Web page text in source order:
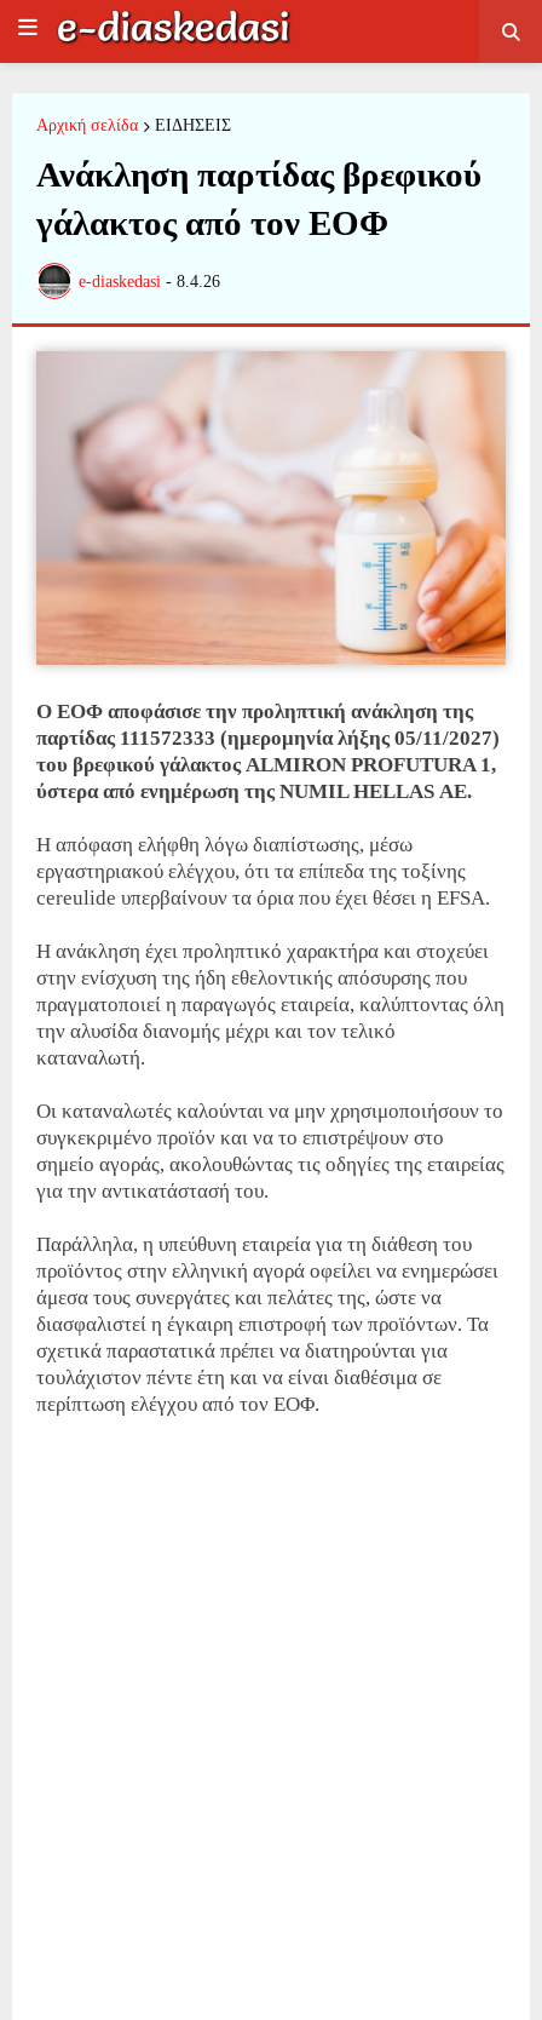
Αρχική σελίδα ΕΙΔΗΣΕΙΣ
Ανάκληση παρτίδας βρεφικού
γάλακτος από τον ΕΟΦ
e-diaskedasi - 8.4.26
Ο ΕΟΦ αποφάσισε την προληπτική ανάκληση της
παρτίδας 111572333 (ημερομηνία λήξης 05/11/2027)
του βρεφικού γάλακτος ALMIRON PROFUTURA 1,
ύστερα από ενημέρωση της NUMIL HELLAS ΑΕ.
Η απόφαση ελήφθη λόγω διαπίστωσης, μέσω
εργαστηριακού ελέγχου, ότι τα επίπεδα της τοξίνης
cereulide υπερβαίνουν τα όρια που έχει θέσει η EFSA.
Η ανάκληση έχει προληπτικό χαρακτήρα και στοχεύει
στην ενίσχυση της ήδη εθελοντικής απόσυρσης που
πραγματοποιεί η παραγωγός εταιρεία, καλύπτοντας όλη
την αλυσίδα διανομής μέχρι και τον τελικό
καταναλωτή.
Οι καταναλωτές καλούνται να μην χρησιμοποιήσουν το
συγκεκριμένο προϊόν και να το επιστρέψουν στο
σημείο αγοράς, ακολουθώντας τις οδηγίες της εταιρείας
για την αντικατάστασή του.
Παράλληλα, η υπεύθυνη εταιρεία για τη διάθεση του
προϊόντος στην ελληνική αγορά οφείλει να ενημερώσει
άμεσα τους συνεργάτες και πελάτες της, ώστε να
διασφαλιστεί η έγκαιρη επιστροφή των προϊόντων. Τα
σχετικά παραστατικά πρέπει να διατηρούνται για
τουλάχιστον πέντε έτη και να είναι διαθέσιμα σε
περίπτωση ελέγχου από τον ΕΟΦ.